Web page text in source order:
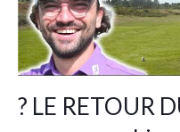
? LE RETOUR